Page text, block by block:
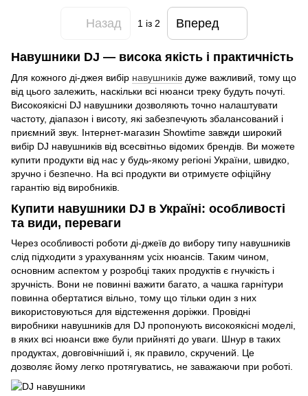
Назад 1 із 2 Вперед
Навушники DJ — висока якість і практичність
Для кожного ді-джея вибір навушників дуже важливий, тому що
від цього залежить, наскільки всі нюанси треку будуть почуті.
Високоякісні DJ навушники дозволяють точно налаштувати
частоту, діапазон і висоту, які забезпечують збалансований і
приємний звук. Інтернет-магазин Showtime завжди широкий
вибір DJ навушників від всесвітньо відомих брендів. Ви можете
купити продукти від нас у будь-якому регіоні України, швидко,
зручно і безпечно. На всі продукти ви отримуєте офіційну
гарантію від виробників.
Купити навушники DJ в Україні: особливості
та види, переваги
Через особливості роботи ді-джеїв до вибору типу навушників
слід підходити з урахуванням усіх нюансів. Таким чином,
основним аспектом у розробці таких продуктів є гнучкість і
зручність. Вони не повинні важити багато, а чашка гарнітури
повинна обертатися вільно, тому що тільки один з них
використовуються для відстеження доріжки. Провідні
виробники навушників для DJ пропонують високоякісні моделі,
в яких всі нюанси вже були прийняті до уваги. Шнур в таких
продуктах, довговічніший і, як правило, скручений. Це
дозволяє йому легко протягуватись, не заважаючи при роботі.